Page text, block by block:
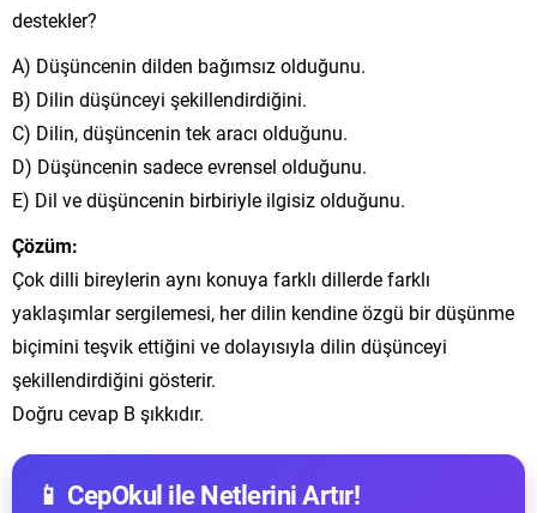
destekler?
A) Düşüncenin dilden bağımsız olduğunu.
B) Dilin düşünceyi şekillendirdiğini.
C) Dilin, düşüncenin tek aracı olduğunu.
D) Düşüncenin sadece evrensel olduğunu.
E) Dil ve düşüncenin birbiriyle ilgisiz olduğunu.
Çözüm:
Çok dilli bireylerin aynı konuya farklı dillerde farklı
yaklaşımlar sergilemesi, her dilin kendine özgü bir düşünme
biçimini teşvik ettiğini ve dolayısıyla dilin düşünceyi
şekillendirdiğini gösterir.
Doğru cevap B şıkkıdır.
📱 CepOkul ile Netlerini Artır!